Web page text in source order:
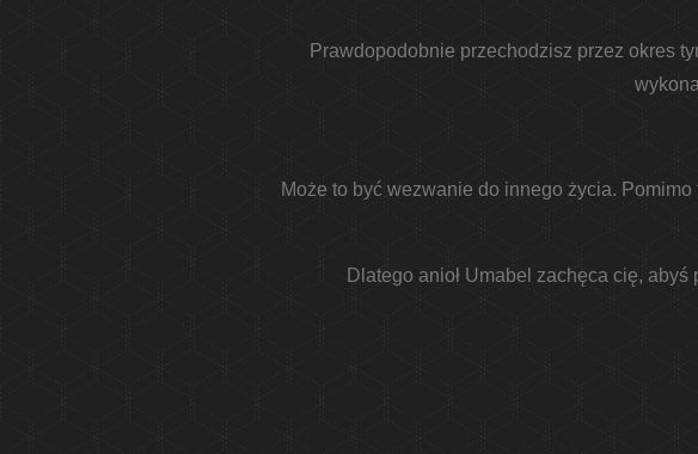
Prawdopodobnie przechodzisz przez okres
Może to być wezwanie do innego życia.
Dlatego anioł Umabel zachęca cię,